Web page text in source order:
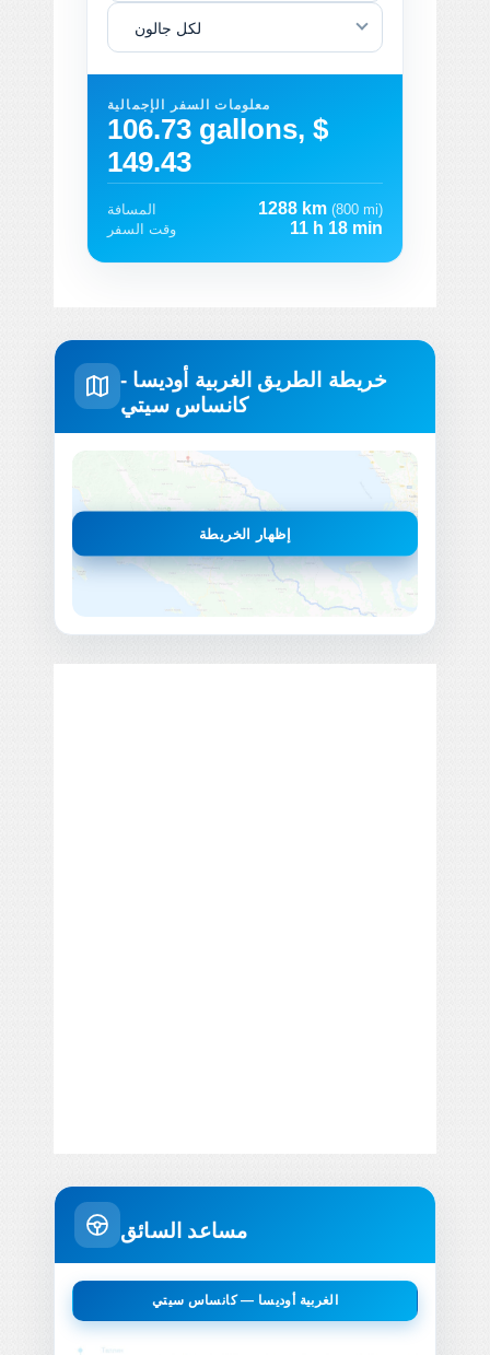
لكل جالون
معلومات السفر الإجمالية
106.73 gallons, $
149.43
المسافة 1288 km (800 mi)
وقت السفر
11 h 18 min
خريطة الطريق الغربية أوديسا -
كانساس سيتي
إظهار الخريطة
مساعد السائق
الغربية أوديسا — كانساس سيتي